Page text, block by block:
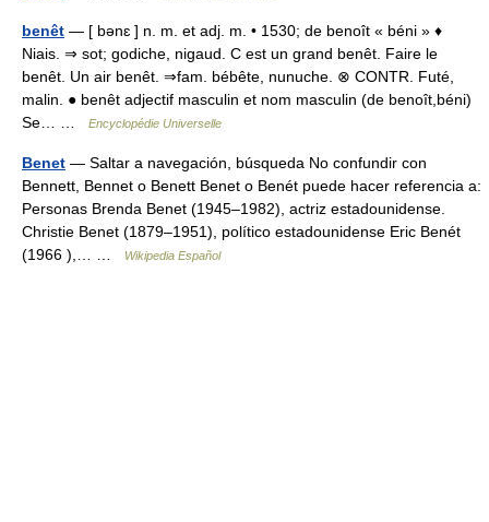
benêt — [ bənɛ ] n. m. et adj. m. • 1530; de benoît « béni » ♦
Niais. ⇒ sot; godiche, nigaud. C est un grand benêt. Faire le
benêt. Un air benêt. ⇒fam. bébête, nunuche. ⊗ CONTR. Futé,
malin. ● benêt adjectif masculin et nom masculin (de benoît,béni)
Se… …
Encyclopédie Universelle
Benet — Saltar a navegación, búsqueda No confundir con
Bennett, Bennet o Benett Benet o Benét puede hacer referencia a:
Personas Brenda Benet (1945–1982), actriz estadounidense.
Christie Benet (1879–1951), político estadounidense Eric Benét
(1966 ),… …
Wikipedia Español